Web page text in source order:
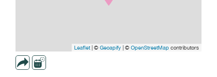
Leaflet| © Geoapify | © OpenStreetMap contributors